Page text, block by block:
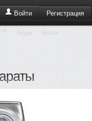
Войти Регистрация
+43 Люди Блоги